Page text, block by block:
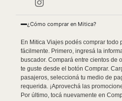
¿Cómo comprar en Mitica?
En Mitica Viajes podés comprar todo
fácilmente. Primero, ingresá la
buscador. Compará entre cientos de
te guste desde el botón Comprar.
pasajeros, seleccioná tu medio de
requerida. ¡Aprovechá las
Por último, tocá nuevamente en